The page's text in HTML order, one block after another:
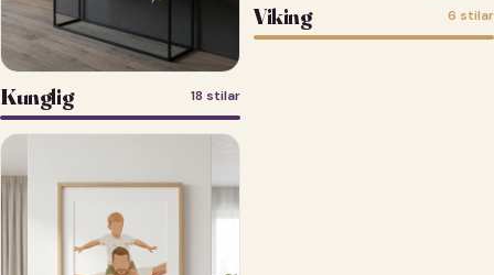
Kunglig 18 stilar
Viking 6 stilar